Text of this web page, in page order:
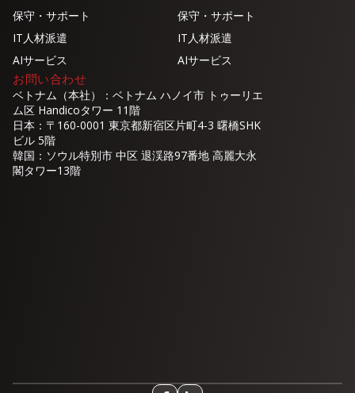
保守・サポート
IT人材派遣
AIサービス
保守・サポート
IT人材派遣
AIサービス
お問い合わせ
ベトナム（本社）：ベトナム ハノイ市 トゥーリエ
ム区 Handicoタワー 11階
日本：〒160-0001 東京都新宿区片町4-3 曙橋SHK
ビル 5階
韓国：ソウル特別市 中区 退渓路97番地 高麗大永
閣タワー13階